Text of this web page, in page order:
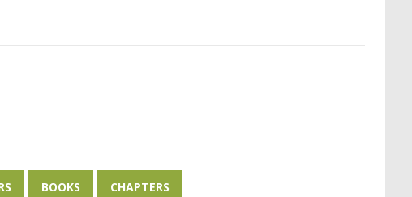
BOOKS CHAPTERS